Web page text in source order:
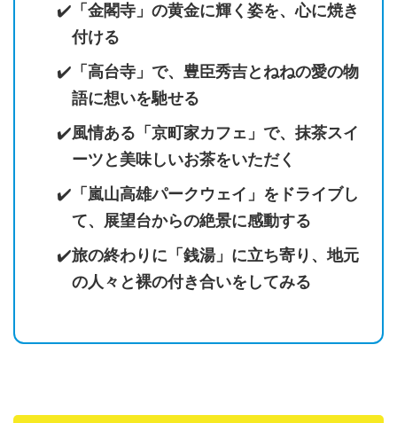
「金閣寺」の黄金に輝く姿を、心に焼き
付ける
「高台寺」で、豊臣秀吉とねねの愛の物
語に想いを馳せる
風情ある「京町家カフェ」で、抹茶スイ
ーツと美味しいお茶をいただく
「嵐山高雄パークウェイ」をドライブし
て、展望台からの絶景に感動する
旅の終わりに「銭湯」に立ち寄り、地元
の人々と裸の付き合いをしてみる